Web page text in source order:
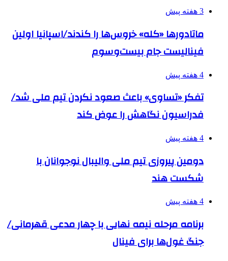
3 هفته پیش
ماتادورها «کله» خروس‌ها را کندند/اسپانیا اولین
فینالیست جام بیست‌وسوم
4 هفته پیش
تفکر «تساوی» باعث صعود نکردن تیم ملی شد/
فدراسیون نگاهش را عوض کند
4 هفته پیش
دومین پیروزی تیم ملی والیبال نوجوانان با
شکست هند
4 هفته پیش
برنامه مرحله نیمه نهایی با چهار مدعی قهرمانی/
جنگ غول‌ها برای فینال